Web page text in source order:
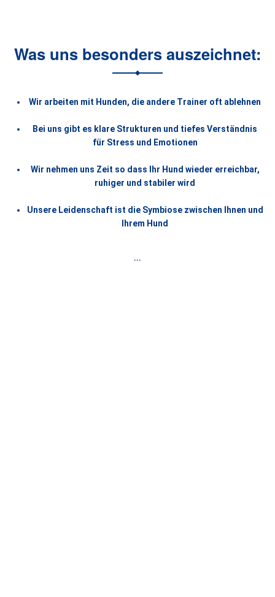
Was uns besonders auszeichnet:
Wir arbeiten mit Hunden, die andere Trainer oft ablehnen
Bei uns gibt es klare Strukturen und tiefes Verständnis
für Stress und Emotionen
Wir nehmen uns Zeit so dass Ihr Hund wieder erreichbar,
ruhiger und stabiler wird
Unsere Leidenschaft ist die Symbiose zwischen Ihnen und
Ihrem Hund
…